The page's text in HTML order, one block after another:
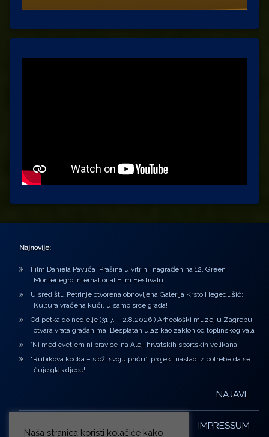
Najnovije:
Film Daniela Pavlića ‘Prašina u vitrini’ nagrađen na 12. Green
Montenegro International Film Festivalu
U središtu Petrinje otvorena obnovljena Galerija Krsto Hegedušić:
Kultura vraćena kući, u samo srce grada!
Od petka do nedjelje (31.7. – 2.8.2026.) Arheološki muzej u Zagrebu
otvara vrata građanima: Besplatan ulaz kao zaklon od toplinskog vala
‘Ni med cvetjem ni pravice’ na Aleji hrvatskih sportskih velikana
“Rubikova kocka – složi svoju priču”, projekt nastao iz potrebe da se
čuje glas djece!
NAJAVE
IMPRESSUM
Naša stranica koristi kolačiće kako